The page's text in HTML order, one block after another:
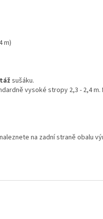
m)
sušáku.
vysoké stropy 2,3 - 2,4 m.
na zadní straně obalu